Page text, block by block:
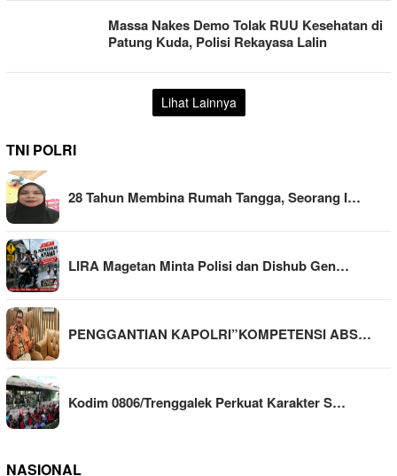
Massa Nakes Demo Tolak RUU Kesehatan di
Patung Kuda, Polisi Rekayasa Lalin
Lihat Lainnya
TNI POLRI
28 Tahun Membina Rumah Tangga, Seorang I…
LIRA Magetan Minta Polisi dan Dishub Gen…
PENGGANTIAN KAPOLRI”KOMPETENSI ABS…
Kodim 0806/Trenggalek Perkuat Karakter S…
NASIONAL